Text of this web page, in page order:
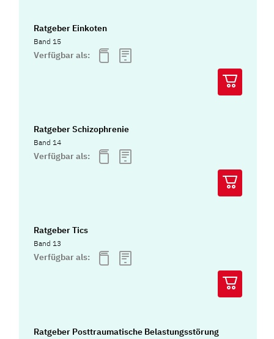
Ratgeber Einkoten
Band 15
Verfügbar als:
Ratgeber Schizophrenie
Band 14
Verfügbar als:
Ratgeber Tics
Band 13
Verfügbar als:
Ratgeber Posttraumatische Belastungsstörung